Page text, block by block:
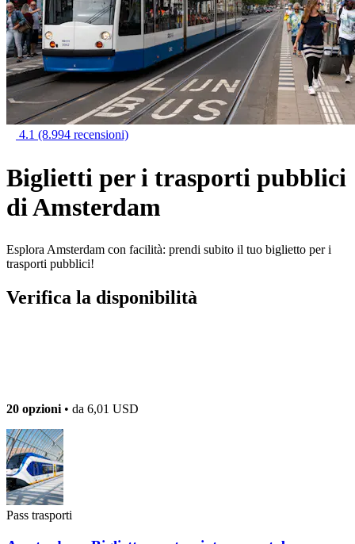
4.1 (8.994 recensioni)
Biglietti per i trasporti pubblici
di Amsterdam
Esplora Amsterdam con facilità: prendi subito il tuo biglietto per i
trasporti pubblici!
Verifica la disponibilità
20 opzioni • da 6,01 USD
Pass trasporti